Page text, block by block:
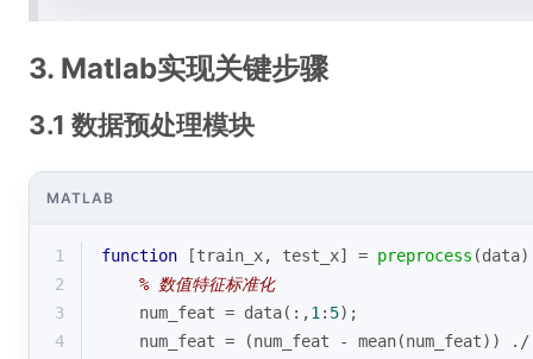
3. Matlab实现关键步骤
3.1 数据预处理模块
MATLAB
1 function [train_x, test_x] = preprocess (data)
2
% 数值特征标准化
3
    num_feat = data(:,
1 : 5);
4
    num_feat = (num_feat -
mean(num_feat))